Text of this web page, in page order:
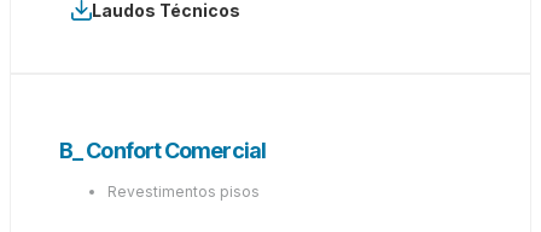
Laudos Técnicos
B_ Confort Comercial
Revestimentos pisos